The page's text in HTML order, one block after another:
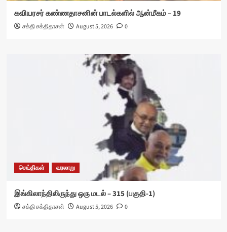
கவியரசர் கண்ணதாசனின் பாடல்களில் ஆன்மீகம் – 19
சக்தி சக்திதாசன் August 5, 2026 0
செய்திகள் வரலாறு
இங்கிலாந்திலிருந்து ஒரு மடல் – 315 (பகுதி-1)
சக்தி சக்திதாசன் August 5, 2026 0